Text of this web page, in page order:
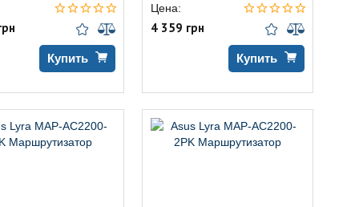
Купить
Цена:
4 359 грн
Купить